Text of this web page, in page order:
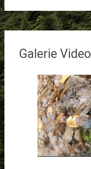
Galerie Video